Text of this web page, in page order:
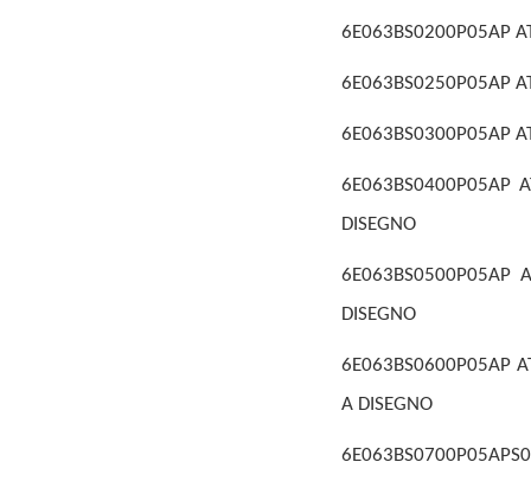
6E063BS0200P05AP
6E063BS0250P05AP
6E063BS0300P05AP
6E063BS0400P05AP
DISEGNO
6E063BS0500P05AP
DISEGNO
6E063BS0600P05AP
A DISEGNO